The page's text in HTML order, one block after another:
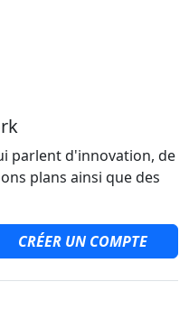
parlent d'innovation, de
plans ainsi que des
CRÉER UN COMPTE